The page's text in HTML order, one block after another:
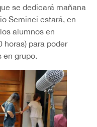
se dedicará mañana
Seminci estará, en
alumnos en
horas) para poder
en grupo.